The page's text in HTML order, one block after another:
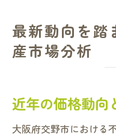
最新動向を踏
産市場分析
近年の価格動向
大阪府交野市における